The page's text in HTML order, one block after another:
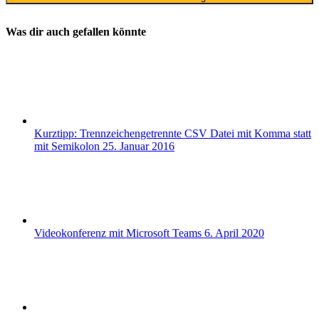
Was dir auch gefallen könnte
Kurztipp: Trennzeichengetrennte CSV Datei mit Komma statt
mit Semikolon 25. Januar 2016
Videokonferenz mit Microsoft Teams 6. April 2020